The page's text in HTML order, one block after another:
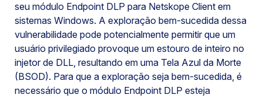
seu módulo Endpoint DLP para Netskope Client em
sistemas Windows. A exploração bem-sucedida dessa
vulnerabilidade pode potencialmente permitir que um
usuário privilegiado provoque um estouro de inteiro no
injetor de DLL, resultando em uma Tela Azul da Morte
(BSOD). Para que a exploração seja bem-sucedida, é
necessário que o módulo Endpoint DLP esteja